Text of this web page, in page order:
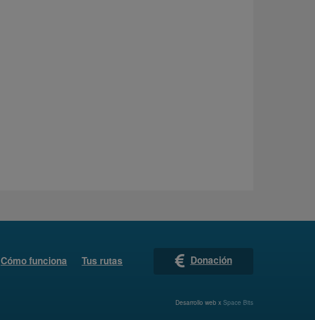
Cómo funciona Tus rutas Donación
Desarrollo web x Space Bits